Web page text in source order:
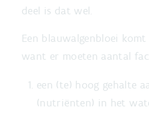
deel is dat wel.
Een blauwalgenbloei
want er moeten aantal
een (te) hoog gehalte
(nutriënten) in het